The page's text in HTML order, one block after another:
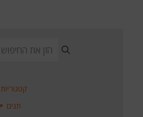
קטגוריות
תגים